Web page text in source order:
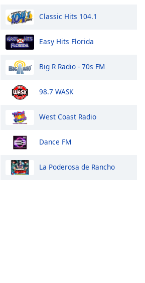
Classic Hits 104.1
Easy Hits Florida
Big R Radio - 70s FM
98.7 WASK
West Coast Radio
Dance FM
La Poderosa de Rancho